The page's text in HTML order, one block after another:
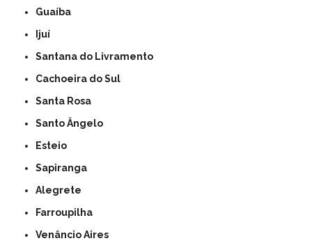
Guaíba
Ijuí
Santana do Livramento
Cachoeira do Sul
Santa Rosa
Santo Ângelo
Esteio
Sapiranga
Alegrete
Farroupilha
Venâncio Aires